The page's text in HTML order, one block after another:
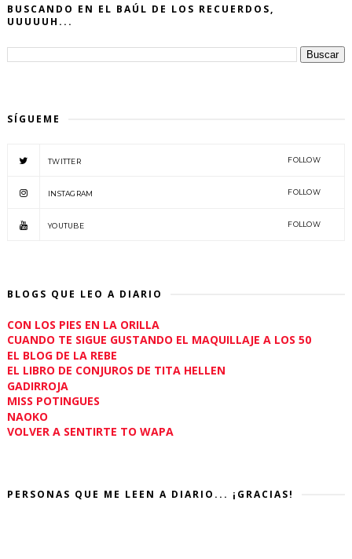
BUSCANDO EN EL BAÚL DE LOS RECUERDOS,
UUUUUH...
SÍGUEME
TWITTER FOLLOW
INSTAGRAM FOLLOW
YOUTUBE FOLLOW
BLOGS QUE LEO A DIARIO
CON LOS PIES EN LA ORILLA
CUANDO TE SIGUE GUSTANDO EL MAQUILLAJE A LOS 50
EL BLOG DE LA REBE
EL LIBRO DE CONJUROS DE TITA HELLEN
GADIRROJA
MISS POTINGUES
NAOKO
VOLVER A SENTIRTE TO WAPA
PERSONAS QUE ME LEEN A DIARIO... ¡GRACIAS!